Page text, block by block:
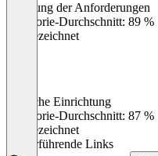
Erfüllung der Anforderungen
Kategorie-Durchschnitt: 89 %
Ausgezeichnet
Einfache Einrichtung
Kategorie-Durchschnitt: 87 %
Ausgezeichnet
Weiterführende Links